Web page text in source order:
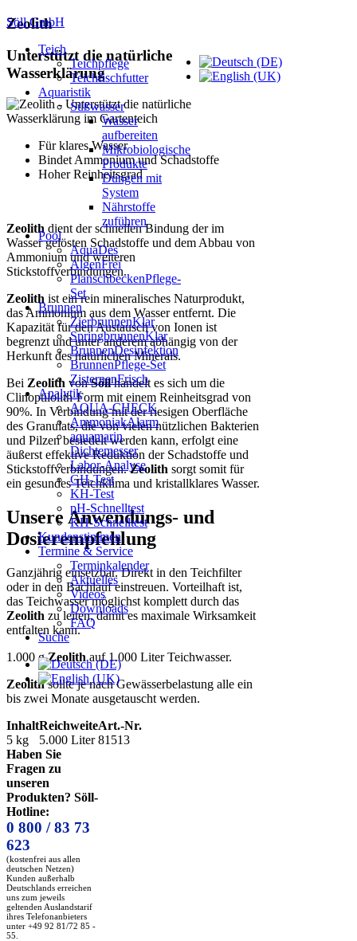
Söll GmbH
Teich
Teichpflege
Teichfischfutter
Aquaristik
Süßwasser
Wasser
aufbereiten
Mikrobiologische
Produkte
Düngen mit
System
Nährstoffe
zuführen
Pool
AquaDes
AlgenFrei
PlanschbeckenPflege-
Set
Brunnen
ZierbrunnenKlar
SpringbrunnenKlar
BrunnenDesinfektion
BrunnenPflege-Set
ZisternenFrisch
Analytik
AQUA-CHECK
AmmoniakAlarm
aquamarin
Dichtemesser
Labor-Analyse
GH-Test
KH-Test
pH-Schnelltest
KH-Schnelltest
Kundenstimmen
Termine & Service
Terminkalender
Aktuelles
Videos
Downloads
FAQ
Suche
Zeolith
Unterstützt die natürliche
Wasserklärung
Für klares Wasser
Bindet Ammonium und Schadstoffe
Hoher Reinheitsgrad
Zeolith dient der schnellen Bindung der im
Wasser gelösten Schadstoffe und dem Abbau von
Ammonium und weiteren
Stickstoffverbindungen.
Zeolith ist ein rein mineralisches Naturprodukt,
das Ammonium aus dem Wasser entfernt. Die
Kapazität für den Austausch von Ionen ist
begrenzt und unter anderem abhängig von der
Herkunft des natürlichen Minerals.
Bei Zeolith vonSöllhandelt es sich um die
Clinoptilolith-Form mit einem Reinheitsgrad von
90%. In Verbindung mit der riesigen Oberfläche
des Granulats, die von vielen nützlichen Bakterien
und Pilzen besiedelt werden kann, erfolgt eine
äußerst effektive Reduktion der Schadstoffe und
Stickstoffverbindungen.Zeolith sorgt somit für
ein gesundes Teichklima und kristallklares Wasser.
Unsere Anwendungs- und
Dosierempfehlung
Ganzjährig einsetzbar. Direkt in den Teichfilter
oder in den Bachlauf einstreuen. Vorteilhaft ist,
das Teichwasser möglichst komplett durch das
Zeolith zu leiten, damit es maximale Wirksamkeit
entfalten kann.
1.000 gZeolithauf 1.000 Liter Teichwasser.
Zeolithsollte je nach Gewässerbelastung alle ein
bis zwei Monate ausgetauscht werden.
InhaltReichweiteArt.-Nr.
5 kg
5.000 Liter 81513
Haben Sie
Fragen zu
unseren
Produkten? Söll-
Hotline:
0 800 / 83 73
623
(kostenfrei aus allen
deutschen Netzen)
Kunden außerhalb
Deutschlands erreichen
uns zum jeweils
geltenden Auslandstarif
ihres Telefonanbieters
unter +49 92 81/72 85 -
55.